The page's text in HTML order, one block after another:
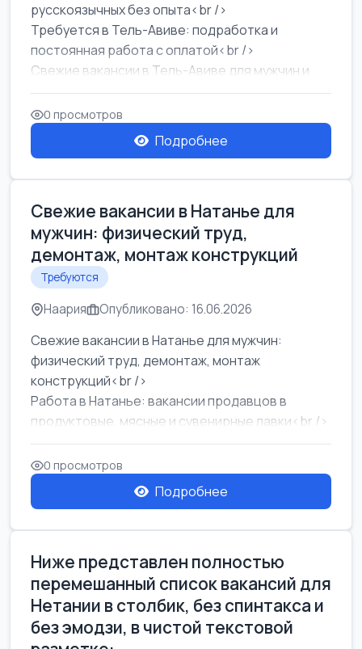
русскоязычных без опыта<br />
Требуется в Тель-Авиве: подработка и
постоянная работа с оплатой<br />
Свежие вакансии в Тель-Авиве для мужчин и
женщин от хозя...
0 просмотров
Подробнее
Свежие вакансии в Натанье для
мужчин: физический труд,
демонтаж, монтаж конструкций
Требуются
Наария Опубликовано: 16.06.2026
Свежие вакансии в Натанье для мужчин:
физический труд, демонтаж, монтаж
конструкций<br />
Работа в Натанье: вакансии продавцов в
продуктовые, мясные и сувенирные лавки<br />
Разнорабочий на сборку м...
0 просмотров
Подробнее
Ниже представлен полностью
перемешанный список вакансий для
Нетании в столбик, без спинтакса и
без эмодзи, в чистой текстовой